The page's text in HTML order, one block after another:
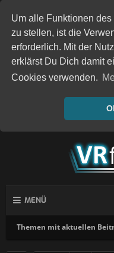
Um alle Funktionen
zu stellen, ist die
erforderlich. Mit der
erklärst Du Dich damit
Cookies verwenden.
MENÜ
Themen mit aktuellen